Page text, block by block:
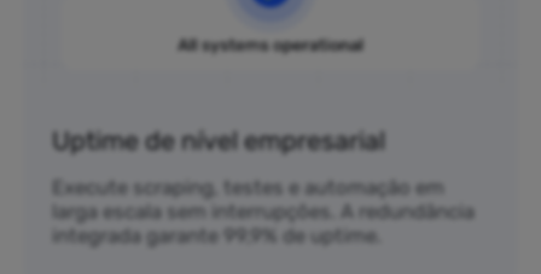
Uptime de nível empresarial
Execute scraping, testes e automação em
larga escala sem interrupções. A redundância
integrada garante 99,9% de uptime.